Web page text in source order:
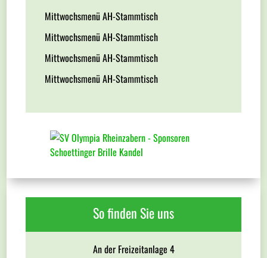
Mittwochsmenü AH-Stammtisch
Mittwochsmenü AH-Stammtisch
Mittwochsmenü AH-Stammtisch
Mittwochsmenü AH-Stammtisch
So finden Sie uns
An der Freizeitanlage 4